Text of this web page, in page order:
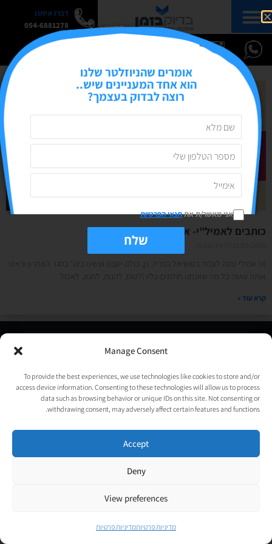
Manage Consent
To provide the best experiences, we use technologies like cookies to store and/or
access device information. Consenting to these technologies will allow us to process
data such as browsing behavior or unique IDs on this site. Not consenting or
withdrawing consent, may adversely affect certain features and functions.
Accept
Deny
View preferences
מדיניות פרטיותמדיניות פרטיות
דברו איתנו
054-6881278
כותבים לאמיל"י- איך לכתוב ערך ותמורה
אז אמילי טסה לעבוד בסושיאל בפריז. כן, כולנו ישבנו ועשינו בינג' בסגר האחרון וראינו
אותה עושה כל מה שאנחנו חולמים עליו (לטוס, להנות, לחגוג, לאכול
קרא עוד »
, העסק החברתי לבניית אתרים | עיצוב וגרפיקה:
psycat
אומרים שהניוזלטר שלנו
הוא אחד המעניינים שיש..
רוצה לבדוק בעצמך?
אני מאשר/ת אתתנאי הפרטיות
שלח